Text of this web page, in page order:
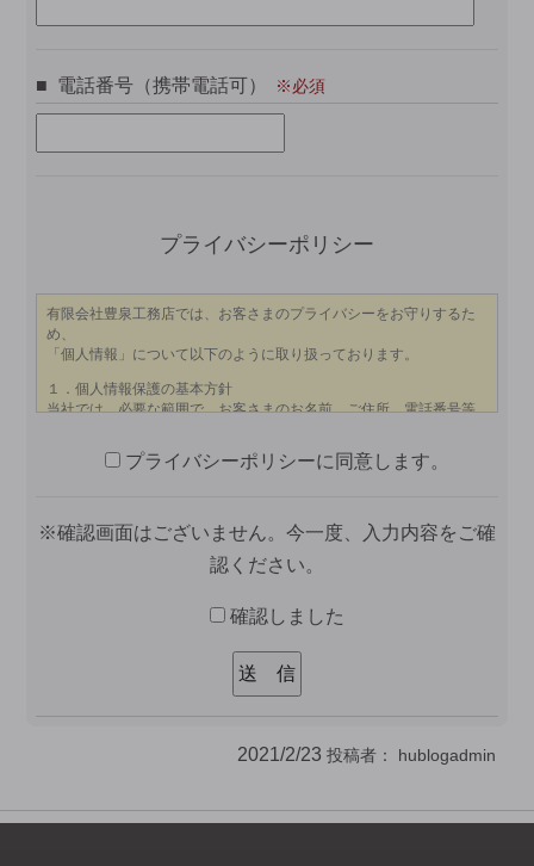
電話番号（携帯電話可）
プライバシーポリシー
プライバシーポリシーに同意します。
※確認画面はございません。今一度、入力内容をご確
認ください。
確認しました
2021/2/23 投稿者： hublogadmin